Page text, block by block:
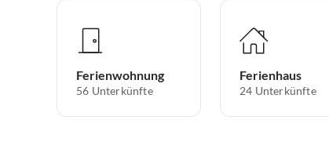
Ferienwohnung
56 Unterkünfte
Ferienhaus
24 Unterkünfte